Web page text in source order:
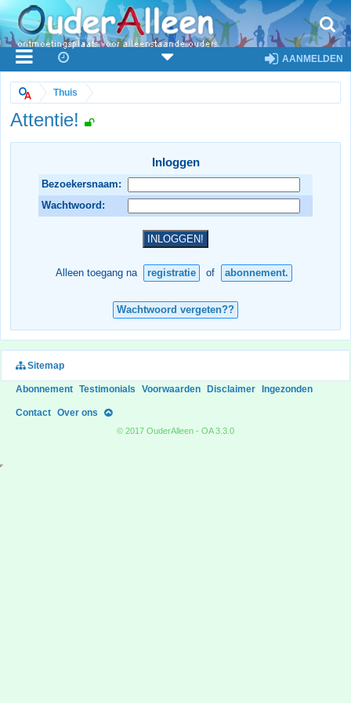
AANMELDEN
Thuis
Attentie!
Inloggen
Bezoekersnaam:
Wachtwoord:
Alleen toegang na registratie of abonnement.
Wachtwoord vergeten??
Sitemap
Abonnement Testimonials Voorwaarden Disclaimer Ingezonden
Contact Over ons
© 2017 OuderAlleen - OA 3.3.0